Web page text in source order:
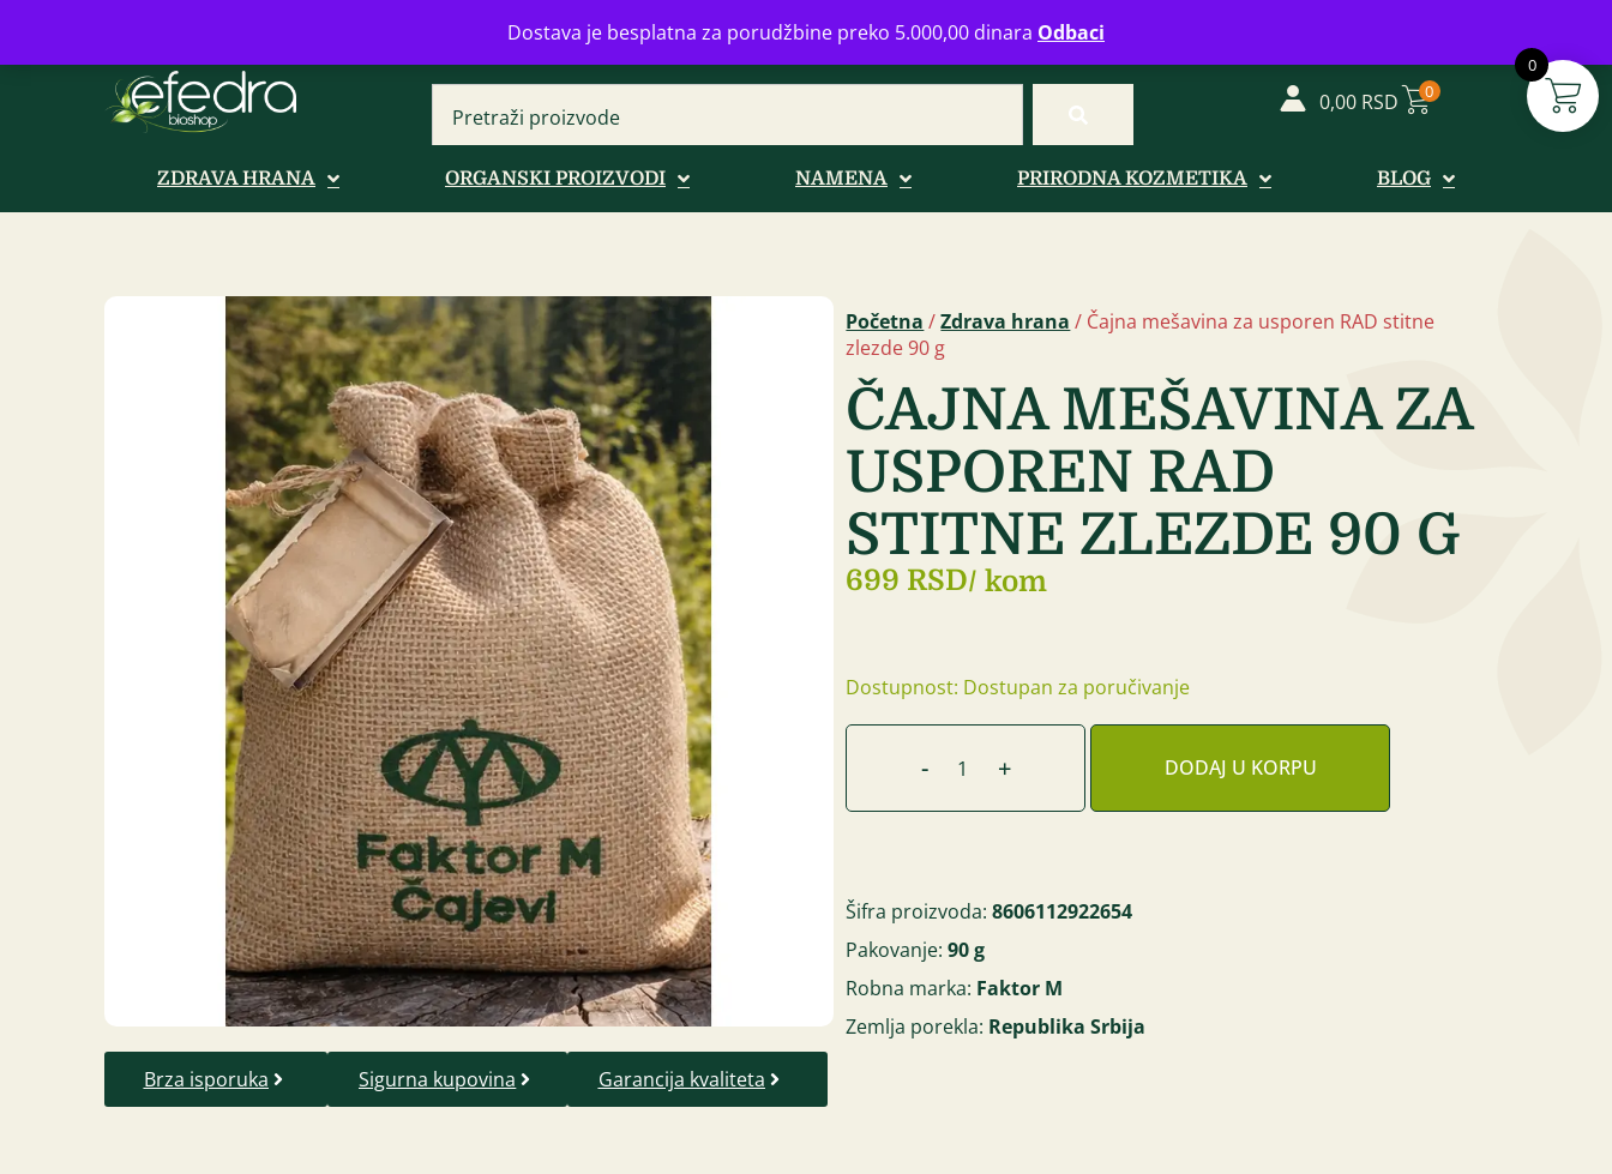
Dostava je besplatna za porudžbine preko 5.000,00 dinara Odbaci
0
Bulevar Mihajla Pupina 16b, Novi Beograd info@zdravahranaonline.rs+381 (0)11 770 39 61Radno vreme: Ponedeljak - Petak od 08-20h
0,00 RSD 0
ZDRAVA HRANA ORGANSKI PROIZVODI NAMENA PRIRODNA KOZMETIKA BLOG
Početna /Zdrava hrana / Čajna mešavina za usporen RAD stitne
zlezde 90 g
ČAJNA MEŠAVINA ZA
USPOREN RAD
STITNE ZLEZDE 90 G
699 RSD/ kom
Dostupnost: Dostupan za poručivanje
- + DODAJ U KORPU
Šifra proizvoda:8606112922654
Pakovanje:90 g
Robna marka: Faktor M
Zemlja porekla: Republika Srbija
Brza isporuka
Sigurna kupovina Garancija kvaliteta